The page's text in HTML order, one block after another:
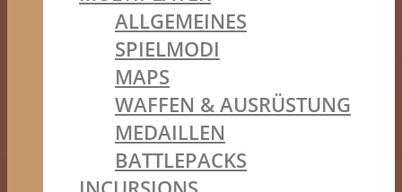
ALLGEMEINES
SPIELMODI
MAPS
WAFFEN & AUSRÜSTUNG
MEDAILLEN
BATTLEPACKS